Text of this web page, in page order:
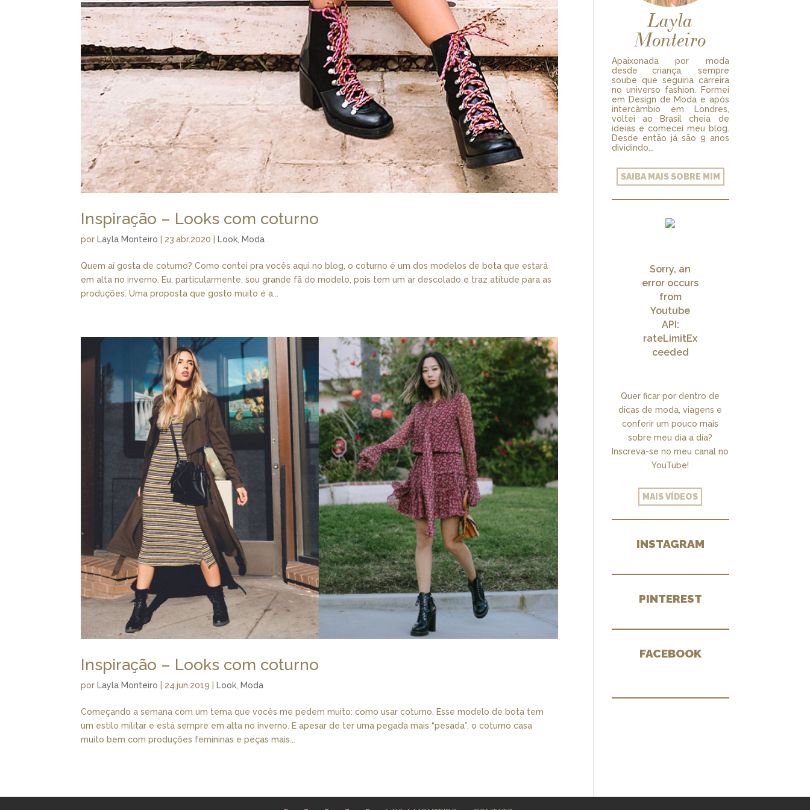
Inspiração – Looks com coturno
porLayla Monteiro | 23.abr.2020 |Look,Moda
Quem aí gosta de coturno? Como contei pra vocês aqui no blog, o coturno é um dos modelos de bota que estará
em alta no inverno. Eu, particularmente, sou grande fã do modelo, pois tem um ar descolado e traz atitude para as
produções. Uma proposta que gosto muito é a...
Inspiração – Looks com coturno
por Layla Monteiro 24.jun.2019 Look, Moda
Começando a semana com um tema que vocês me pedem muito: como usar coturno. Esse modelo de bota tem
um estilo militar e está sempre em alta no inverno. E apesar de ter uma pegada mais “pesada”, o coturno casa
muito bem com produções femininas e peças mais...
Layla
Monteiro
Apaixonada por moda
desde criança, sempre
soube que seguiria carreira
no universo fashion. Formei
em Design de Moda e após
intercâmbio em Londres,
voltei ao Brasil cheia de
ideias e comecei meu blog.
Desde então já são 9 anos
dividindo...
SAIBA MAIS SOBRE MIM
Sorry, an
error occurs
from
Youtube
API:
rateLimitEx
ceeded
Quer ficar por dentro de
dicas de moda, viagens e
conferir um pouco mais
sobre meu dia a dia?
Inscreva-se no meu canal no
YouTube!
MAIS VÍDEOS
INSTAGRAM
PINTEREST
FACEBOOK